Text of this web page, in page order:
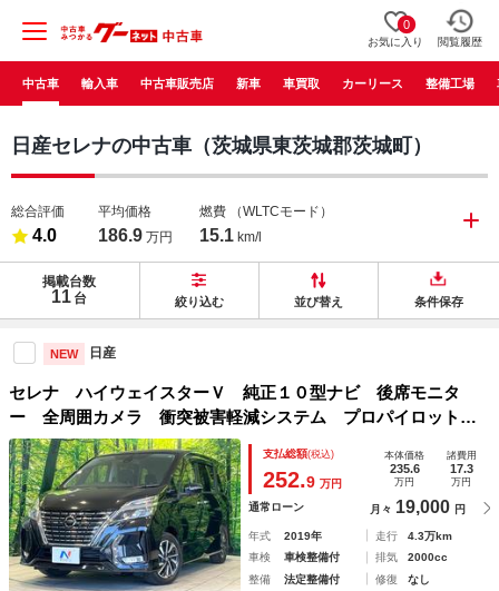
0
お気に入り 閲覧履歴
中古車 輸入車 中古車販売店 新車 車買取 カーリース 整備工場
日産セレナの中古車（茨城県東茨城郡茨城町）
総合評価
4.0
平均価格
186.9 万円
燃費 （WLTCモード）
15.1 km/l
掲載台数
11 台 絞り込む 並び替え 条件保存
NEW 日産
セレナ ハイウェイスターＶ 純正１０型ナビ 後席モニタ
ー 全周囲カメラ 衝突被害軽減システム プロパイロット
両側電動スライド 禁煙車 ドラレコ コーナーセンサー ス
マートキー ＬＥＤヘッド ＥＴＣ 純正１６インチアルミ
支払総額(税込)
252.9 万円
本体価格
235.6
万円
諸費用
17.3
万円
通常ローン 月々 19,000 円
年式 2019年 走行
4.3万km
車検
車検整備付 排気
2000cc
整備
法定整備付 修復
なし